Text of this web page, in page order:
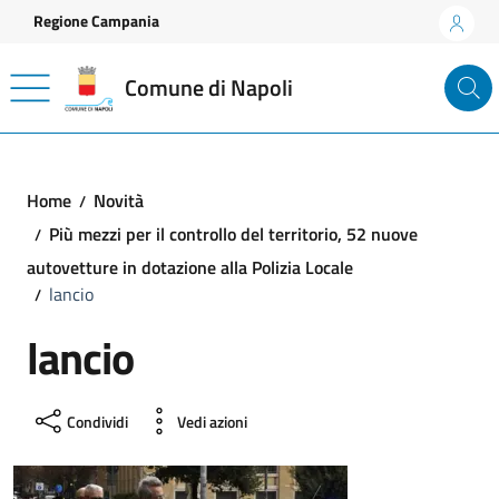
Vai ai contenuti
Vai al footer
Regione Campania
Comune di Napoli
Home
Novità
Più mezzi per il controllo del territorio, 52 nuove
autovetture in dotazione alla Polizia Locale
lancio
lancio
Condividi Vedi azioni